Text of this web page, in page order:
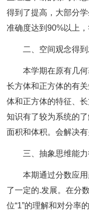
得到了提高，大部分
准确度达到90%以上，
二、空间观念得到
本学期在原有几
长方体和正方体的有
体和正方体的特征、
知识有了较为系统的
面积和体积。会解决
三、抽象思维能
本期通过分数应
了一定的.发展。在分
位“1”的理解和对分率